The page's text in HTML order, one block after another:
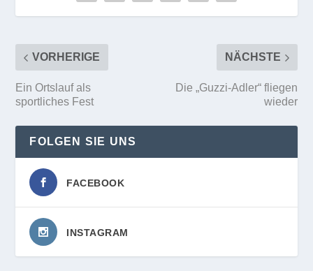
VORHERIGE
Ein Ortslauf als
sportliches Fest
NÄCHSTE
Die „Guzzi-Adler“ fliegen
wieder
FOLGEN SIE UNS
FACEBOOK
INSTAGRAM